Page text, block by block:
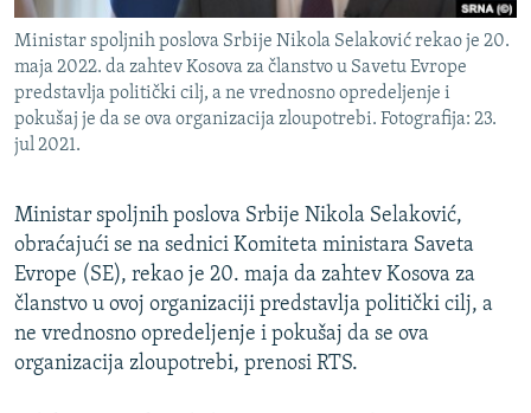
GENOCID U SREBRENICI
POPLAVE I KLIZIŠTA U BIH 2024.
TV LIBERTY
POST SCRIPTUM
TRI DECENIJE OD RATA U BIH
SVE KARTE DEJTONA
NASTANAK I RASPAD JUGOSLAVIJE
Sve RFE/RL stranice
Ministar spoljnih poslova Srbije Nikola Selaković rekao je 20.
maja 2022. da zahtev Kosova za članstvo u Savetu Evrope
predstavlja politički cilj, a ne vrednosno opredeljenje i
pokušaj je da se ova organizacija zloupotrebi. Fotografija: 23.
jul 2021.
Ministar spoljnih poslova Srbije Nikola Selaković,
obraćajući se na sednici Komiteta ministara Saveta
Evrope (SE), rekao je 20. maja da zahtev Kosova za
članstvo u ovoj organizaciji predstavlja politički cilj, a
ne vrednosno opredeljenje i pokušaj da se ova
organizacija zloupotrebi, prenosi RTS.